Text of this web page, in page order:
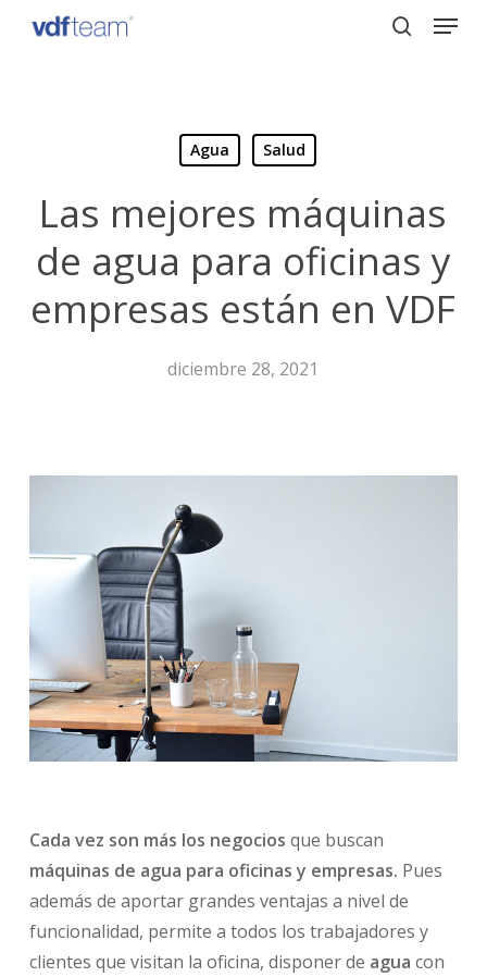
Menu
Agua Salud
Las mejores máquinas
de agua para oficinas y
empresas están en VDF
diciembre 28, 2021
Cada vez son más los negocios que buscan
máquinas de agua para oficinas y empresas. Pues
además de aportar grandes ventajas a nivel de
funcionalidad, permite a todos los trabajadores y
clientes que visitan la oficina, disponer de agua con